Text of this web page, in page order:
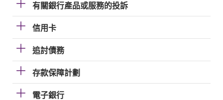
有關銀行產品或服務的投訴
信用卡
追討債務
存款保障計劃
電子銀行